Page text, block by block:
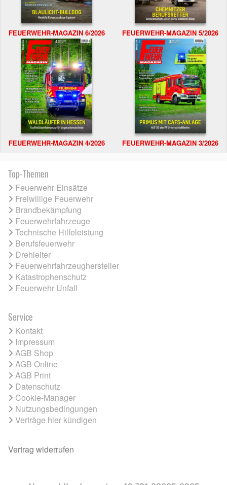
FEUERWEHR-MAGAZIN 6/2026 FEUERWEHR-MAGAZIN 5/2026
FEUERWEHR-MAGAZIN 4/2026 FEUERWEHR-MAGAZIN 3/2026
Top-Themen
Feuerwehr Einsätze
Freiwillige Feuerwehr
Brandbekämpfung
Feuerwehrfahrzeuge
Technische Hilfeleistung
Berufsfeuerwehr
Drehleiter
Feuerwehrfahrzeughersteller
Katastrophenschutz
Feuerwehr Unfall
Service
Kontakt
Impressum
AGB Shop
AGB Online
AGB Print
Datenschutz
Cookie-Manager
Nutzungsbedingungen
Verträge hier kündigen
Vertrag widerrufen